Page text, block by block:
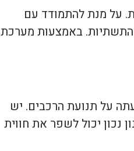
על מנת להתמודד עם
התשתיות. באמצעות מערכת
על תנועת הרכבים. יש
נכון יכול לשפר את חווית